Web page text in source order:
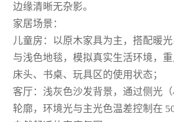
边缘清晰无杂影。
家居场景：
儿童房：以原木家具为主，搭配暖光
与浅色地毯，模拟真实生活环境，
床头、书桌、玩具区的使用状态；
客厅：浅灰色沙发背景，通过侧光
轮廓，环境光与主光色温差控制在